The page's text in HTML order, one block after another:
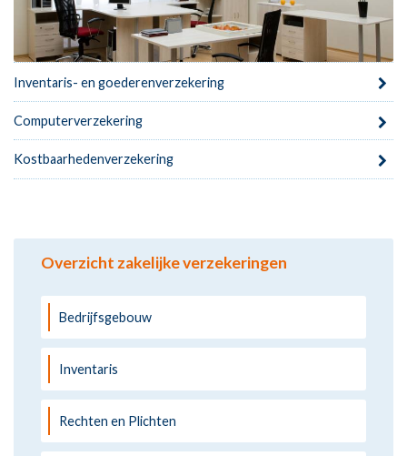
Inventaris- en goederenverzekering
Computerverzekering
Kostbaarhedenverzekering
Overzicht zakelijke verzekeringen
Bedrijfsgebouw
Inventaris
Rechten en Plichten